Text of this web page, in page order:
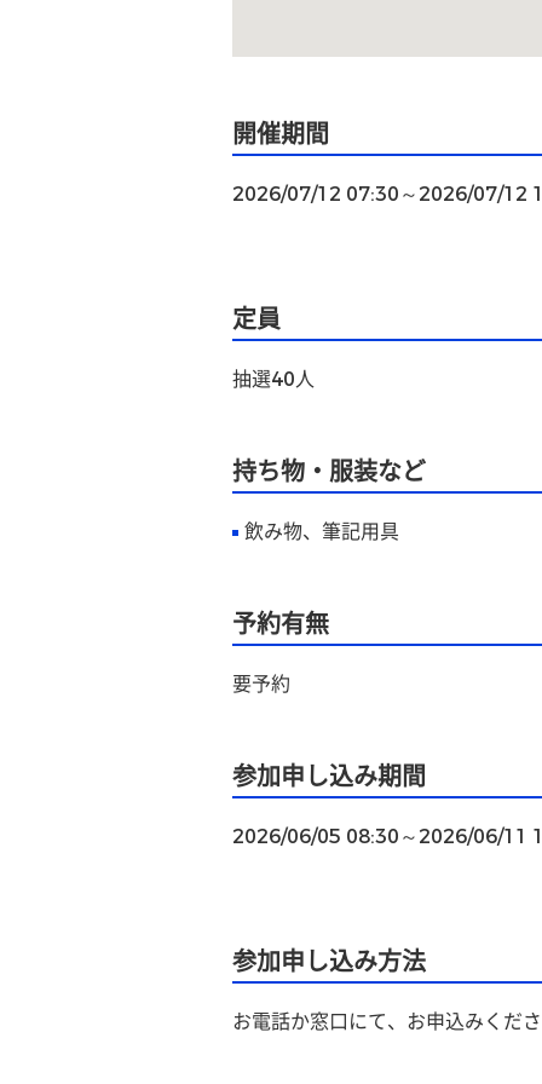
開催期間
2026/07/12 07:30～2026/07/12
定員
抽選40人
持ち物・服装など
飲み物、筆記用具
予約有無
要予約
参加申し込み期間
2026/06/05 08:30～2026/06/11
参加申し込み方法
お電話か窓口にて、お申込みくださ